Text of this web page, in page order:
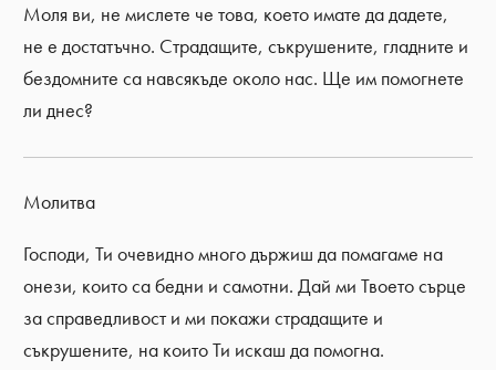
Моля ви, не мислете че това, което имате да дадете,
не е достатъчно. Страдащите, съкрушените, гладните и
бездомните са навсякъде около нас. Ще им помогнете
ли днес?
Молитва
Господи, Ти очевидно много държиш да помагаме на
онези, които са бедни и самотни. Дай ми Твоето сърце
за справедливост и ми покажи страдащите и
съкрушените, на които Ти искаш да помогна.